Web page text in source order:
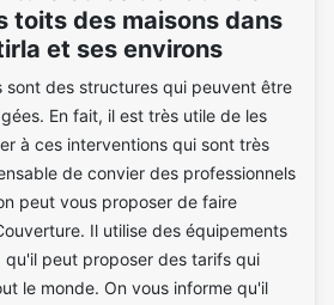
toits des maisons dans
et ses environs
sont des structures qui peuvent être
En fait, il est très utile de les
à ces interventions qui sont très
de convier des professionnels
peut vous proposer de faire
Il utilise des équipements
peut proposer des tarifs qui
le monde. On vous informe qu'il